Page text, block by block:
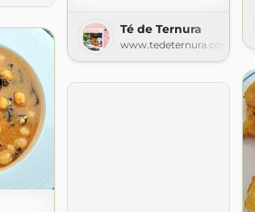
Té de Ternura
www.tedeternura.com